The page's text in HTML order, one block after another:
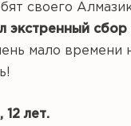
своего
экстренный сбор
мало времени
лет.